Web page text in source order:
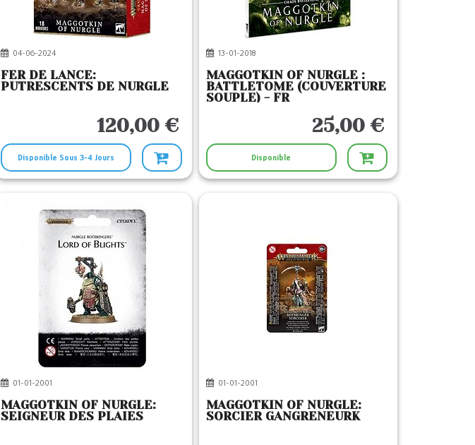
04-06-2024
FER DE LANCE:
PUTRESCENTS DE NURGLE
120,00 €
Disponible Sous 3-4 Jours
13-01-2018
MAGGOTKIN OF NURGLE :
BATTLETOME (COUVERTURE
SOUPLE) - FR
25,00 €
Disponible
01-01-2001
MAGGOTKIN OF NURGLE:
SEIGNEUR DES PLAIES
01-01-2001
MAGGOTKIN OF NURGLE:
SORCIER GANGRENEURK